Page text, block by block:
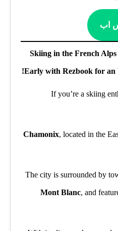
اب
Skiing in the French Alps
Early with Rezbook for an
If you’re a skiing
Chamonix, located in the
The city is surrounded by
Mont Blanc, and